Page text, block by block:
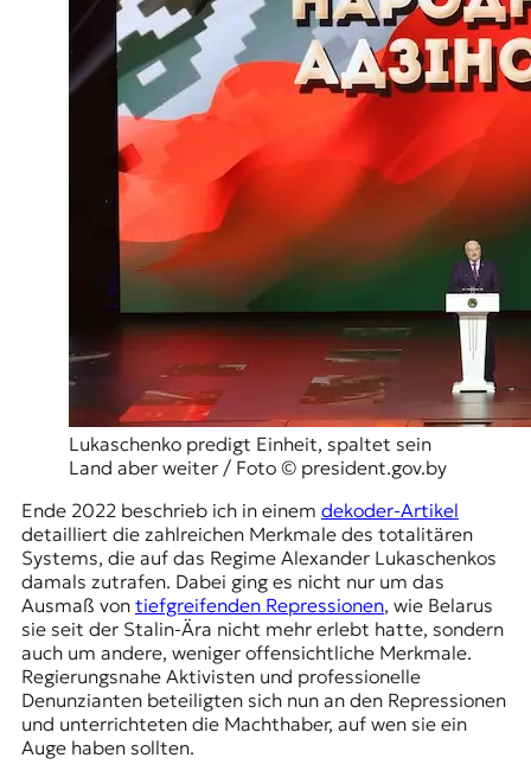
e
n
k
o
m
p
e
t
e
n
Lukaschenko predigt Einheit, spaltet sein
Land aber weiter / Foto © president.gov.by
Ende 2022 beschrieb ich in einem dekoder-Artikel
detailliert die zahlreichen Merkmale des totalitären
Systems, die auf das Regime Alexander Lukaschenkos
damals zutrafen. Dabei ging es nicht nur um das
Ausmaß von tiefgreifenden Repressionen, wie Belarus
sie seit der Stalin-Ära nicht mehr erlebt hatte, sondern
auch um andere, weniger offensichtliche Merkmale.
Regierungsnahe Aktivisten und professionelle
Denunzianten beteiligten sich nun an den Repressionen
und unterrichteten die Machthaber, auf wen sie ein
Auge haben sollten.